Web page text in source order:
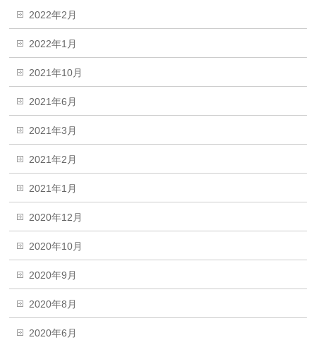
2022年2月
2022年1月
2021年10月
2021年6月
2021年3月
2021年2月
2021年1月
2020年12月
2020年10月
2020年9月
2020年8月
2020年6月